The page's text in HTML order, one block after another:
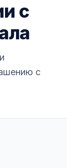
с
с